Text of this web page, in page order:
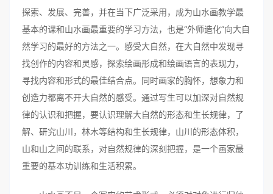
探索、发展、完善，并在当下广泛采用，成为山水画教学最
基本的课和山水画最重要的学习方法，也是“外师造化”向大自
然学习的最好的方法之一。感受大自然，在大自然中发现寻
找创作的内容和灵感，探索绘画形成和绘画语言的表现力，
寻找内容和形式的最佳结合点。同时画家的胸怀，想象力和
创造力都离不开大自然的感受。通过写生可以加深对自然规
律的认识和把握，要认识理解大自然的形态和生长规律，了
解、研究山川，林木等结构和生长规律，山川的形态体积，
山和山之间的联系，对自然规律的深刻把握，是一个画家最
重要的基本功训练和生活积累。